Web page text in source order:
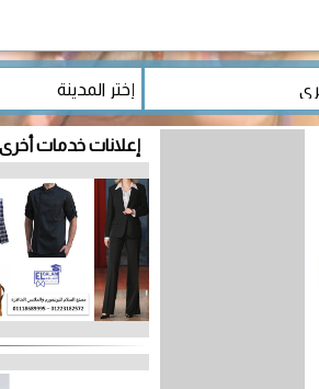
إعلانات خدمات أخرى